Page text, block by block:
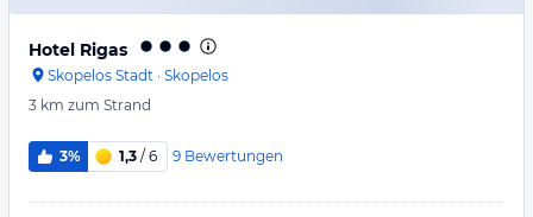
Hotel Rigas
Skopelos Stadt · Skopelos
3 km zum Strand
3% 1,3 / 6 9 Bewertungen